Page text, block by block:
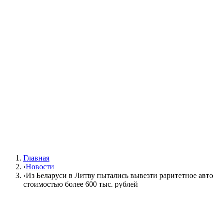
Главная
›Новости
›Из Беларуси в Литву пытались вывезти раритетное авто
стоимостью более 600 тыс. рублей